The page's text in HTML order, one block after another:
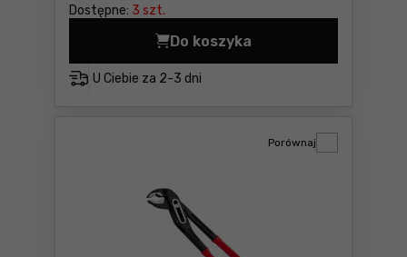
Dostępne: 3 szt.
U Ciebie za 2-3 dni
Do koszyka
Komplet szczypiec, 4szt.
Porównaj